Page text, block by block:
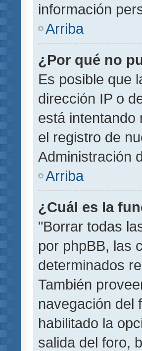
información
Arriba
¿Por qué no
Es posible que
dirección IP o
está intentando
el registro de
Administración
Arriba
¿Cuál es la
"Borrar todas
por phpBB, las
determinados
También
navegación del
habilitado la
salida del foro,